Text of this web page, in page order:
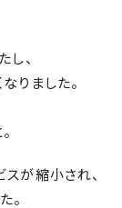
、
りました。
が縮小され、
。